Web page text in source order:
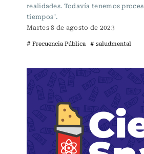
realidades. Todavía tenemos
tiempos".
Martes 8 de agosto de 2023
# Frecuencia Pública # saludmental